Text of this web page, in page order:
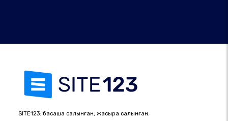
SITE123: басқаша салынған, жақсырақ салынған.